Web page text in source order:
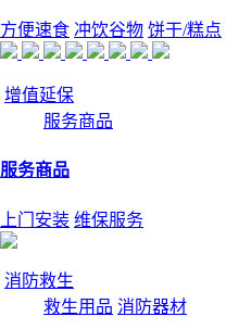
方便速食 冲饮谷物 饼干/糕点
增值延保
服务商品
服务商品
上门安装 维保服务
消防救生
救生用品 消防器材